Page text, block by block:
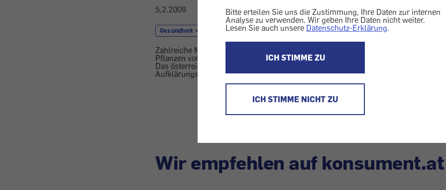
Bitte erteilen Sie uns die Zustimmung, Ihre Daten zur internen
Analyse zu verwenden. Wir geben Ihre Daten nicht weiter.
Lesen Sie auch unsere Datenschutz-Erklärung.
ICH STIMME ZU
ICH STIMME NICHT ZU
5.2.2009
Gesundheit + Kosmetik Alternativmedizin Medikament
Zahlreiche Mittel der Traditionellen Chinesischen Medizin sind pflanzlich. Dadurch
Pflanzen vom Aussterben bedroht.
Das österreichische Lebensministerium und die Umweltorganisation WWF starten
Aufklärungskampagne über die nachhaltige Nutzung. Näheres unter:
www.wwf.at/
Wir empfehlen auf konsument.at